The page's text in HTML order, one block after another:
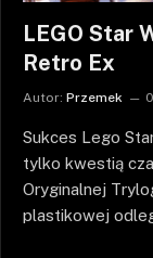
LEGO Star
Retro Ex
Autor: Przemek
Sukces Lego
tylko kwestią
Oryginalnej
plastikowej